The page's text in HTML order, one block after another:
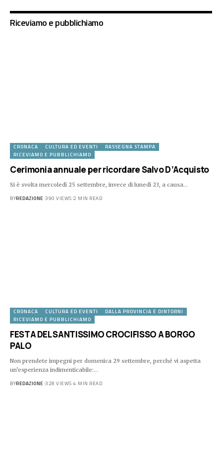
Riceviamo e pubblichiamo
CRONACA CULTURA ED EVENTI
RASSEGNA STAMPA
RICEVIAMO E PUBBLICHIAMO
Cerimonia annuale per ricordare Salvo D’Acquisto
Si è svolta mercoledì 25 settembre, invece di lunedì 23, a causa…
BYREDAZIONE 390 VIEWS 2 MIN READ
CRONACA CULTURA ED EVENTI
DALLA PROVINCIA E DINTORNI
RICEVIAMO E PUBBLICHIAMO
FESTA DEL SANTISSIMO CROCIFISSO A BORGO
PALO
Non prendete impegni per domenica 29 settembre, perché vi aspetta
un’esperienza indimenticabile:…
BYREDAZIONE 328 VIEWS 4 MIN READ